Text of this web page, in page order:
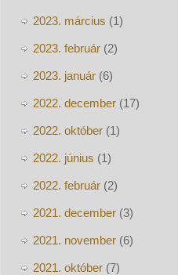
2023. március (1)
2023. február(2)
2023. január(6)
2022. december(17)
2022. október(1)
2022. június (1)
2022. február(2)
2021. december(3)
2021. november(6)
2021. október(7)